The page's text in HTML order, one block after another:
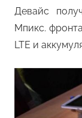
Девайс
Мпикс.
LTE и